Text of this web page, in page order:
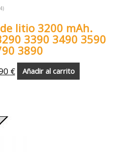
litio 3200 mAh.
3390 3490 3590
3890
€ Añadir al carrito